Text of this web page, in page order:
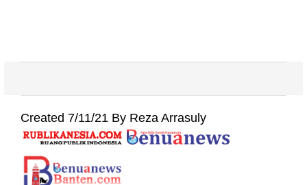
Created 7/11/21 By Reza Arrasuly